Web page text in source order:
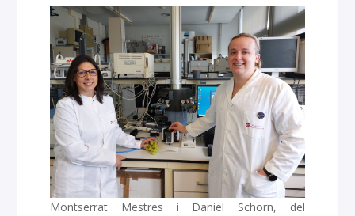
ms
de la
fruit
a per
ampl
iar-
Montserrat Mestres i Daniel Schorn, del